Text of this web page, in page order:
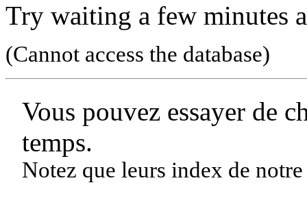
Try waiting a few minutes
(Cannot access the database)
Vous pouvez essayer de
temps.
Notez que leurs index de